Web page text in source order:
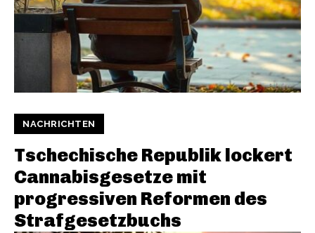
NACHRICHTEN
Tschechische Republik lockert
Cannabisgesetze mit
progressiven Reformen des
Strafgesetzbuchs